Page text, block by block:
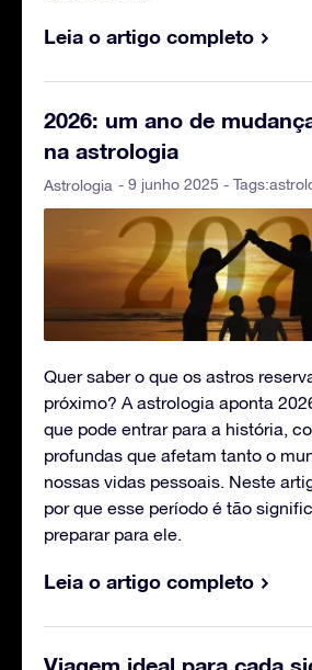
Leia o artigo completo
2026: um ano de
na astrologia
Astrologia - 9 junho 2025 - Tags:
Quer saber o que os astros
próximo? A astrologia aponta
que pode entrar para a história,
profundas que afetam tanto o
nossas vidas pessoais. Neste
por que esse período é tão
preparar para ele.
Leia o artigo completo
Viagem ideal para cada